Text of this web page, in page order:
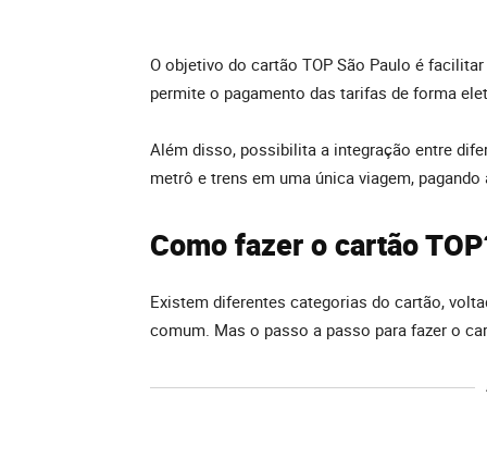
O objetivo do cartão TOP São Paulo é
permite o pagamento das tarifas de forma
Além disso, possibilita a integração entre
metrô e trens em uma única viagem,
Como fazer o cartão
Existem diferentes categorias do cartão,
comum. Mas o passo a passo para fazer o